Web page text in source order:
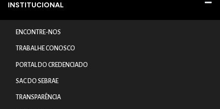
INSTITUCIONAL
ENCONTRE-NOS
TRABALHE CONOSCO
PORTAL DO CREDENCIADO
SAC DO SEBRAE
TRANSPARÊNCIA